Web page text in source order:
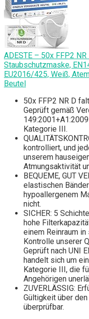
ADESTE – 50x FFP2
Staubschutzmaske,
EU2016/425, Weiß,
Beutel
50x FFP2 NR D
Geprüft gemäß
Kategorie III.
kontrolliert, und
unserem
Atmungsaktivität
BEQUEME, GUT
elastischen
hypoallergenem
nicht.
SICHER: 5
hohe
einem Reinraum
Kontrolle unserer
Geprüft nach UNI
handelt sich um
Kategorie III, die
Angehörigen
ZUVERLÄSSIG:
Gültigkeit über
überprüfbar.